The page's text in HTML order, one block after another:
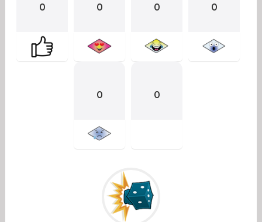
0 0 0 0
0 0